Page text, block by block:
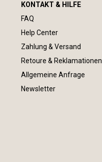
KONTAKT & HILFE
FAQ
Help Center
Zahlung & Versand
Retoure & Reklamationen
Allgemeine Anfrage
Newsletter